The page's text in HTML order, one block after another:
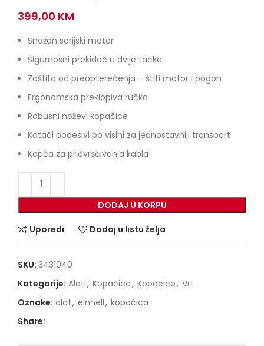
399,00 KM
Snažan serijski motor
Sigurnosni prekidač u dvije tačke
Zaštita od preopterećenja – štiti motor i pogon
Ergonomska preklopiva ručka
Robusni noževi kopačice
Kotači podesivi po visini za jednostavniji transport
Kopča za pričvršćivanja kabla
DODAJ U KORPU
Uporedi Dodaj u listu želja
SKU: 3431040
Kategorije: Alati, Kopačice, Kopačice, Vrt
Oznake: alat, einhell, kopačica
Share: